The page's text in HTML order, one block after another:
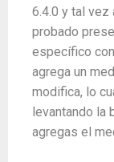
6.4.0 y tal vez
probado
específico
agrega un
modifica, lo
levantando la
agregas el